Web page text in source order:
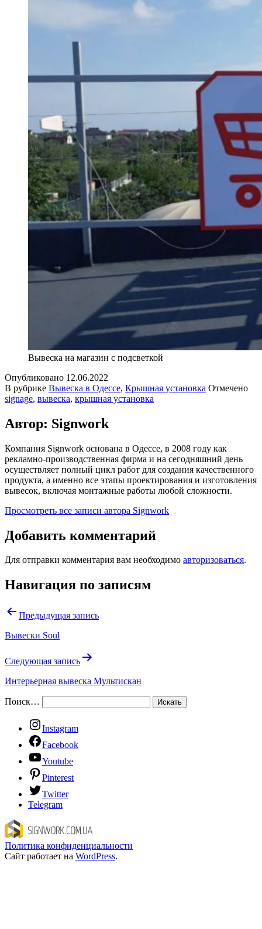
Вывеска на магазин с подсветкой
Опубликовано 12.06.2022
В рубрике Вывеска в Одессе, Крышная установка Отмечено
signage, вывеска, крышная установка
Автор: Signwork
Компания Signwork основана в Одессе, в 2008 году как
рекламно-производственная фирма и на сегодняшний день
осуществляет полный цикл работ для создания качественного
продукта, а именно все этапы проектирования и изготовления
вывесок, включая монтажные работы любой сложности.
Просмотреть все записи автора Signwork
Добавить комментарий
Для отправки комментария вам необходимо авторизоваться.
Навигация по записям
Предыдущая запись
Вывески Soul
Следующая запись
Интерьерная вывеска Мультискан
Поиск…
Instagram
Facebook
Youtube
Pinterest
Twitter
Telegram
Политика конфиденциальности
Сайт работает на WordPress.